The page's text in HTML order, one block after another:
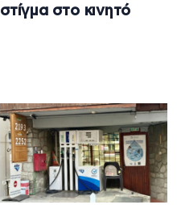
στίγμα στο κινητό